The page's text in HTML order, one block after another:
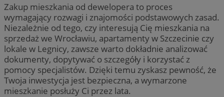
Zakup mieszkania od dewelopera to proces
wymagający rozwagi i znajomości podstawowych zasad.
Niezależnie od tego, czy interesują Cię mieszkania na
sprzedaż we Wrocławiu, apartamenty w Szczecinie czy
lokale w Legnicy, zawsze warto dokładnie analizować
dokumenty, dopytywać o szczegóły i korzystać z
pomocy specjalistów. Dzięki temu zyskasz pewność, że
Twoja inwestycja jest bezpieczna, a wymarzone
mieszkanie posłuży Ci przez lata.